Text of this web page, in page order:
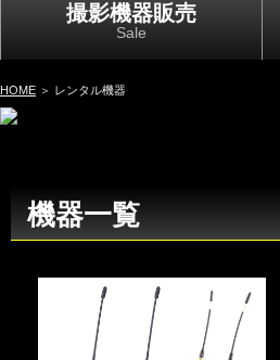
撮影機器販売
Sale
HOME ＞ レンタル機器
機器一覧